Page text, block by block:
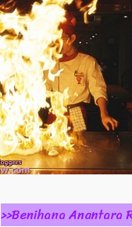
>>Benihana Anantara